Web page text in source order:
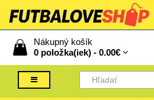
Nákupný košík
0 položka(iek) - 0.00€